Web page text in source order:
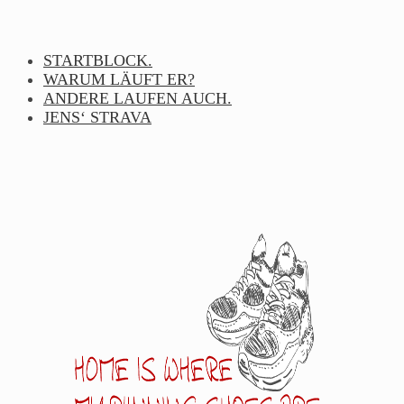
contentSTARTBLOCK.
WARUM LÄUFT ER?
ANDERE LAUFEN AUCH.
JENS‘ STRAVA